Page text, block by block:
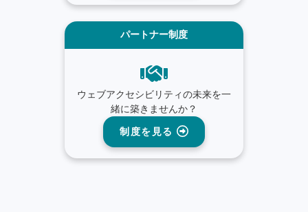
パートナー制度
ウェブアクセシビリティの未来を一
緒に築きませんか？
制度を見る